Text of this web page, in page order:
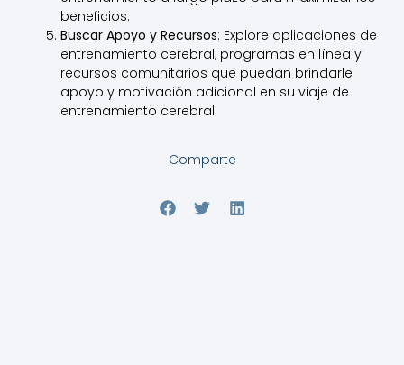
beneficios.
Buscar Apoyo y Recursos: Explore aplicaciones de
entrenamiento cerebral, programas en línea y
recursos comunitarios que puedan brindarle
apoyo y motivación adicional en su viaje de
entrenamiento cerebral.
Comparte